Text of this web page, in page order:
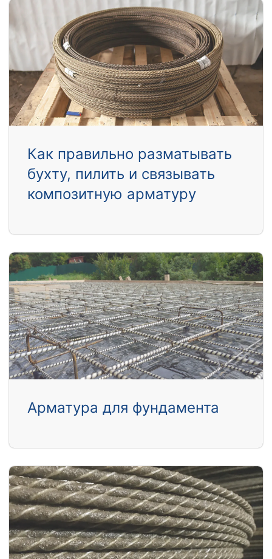
Как правильно разматывать
бухту, пилить и связывать
композитную арматуру
Арматура для фундамента